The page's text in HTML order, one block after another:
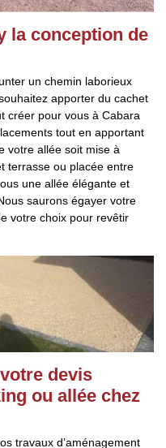
la conception de
un chemin laborieux
apporter du cachet
créer pour vous à Cabara
tout en apportant
votre allée soit mise à
terrasse ou placée entre
une allée élégante et
saurons égayer votre
votre choix pour revêtir
devis
ou allée chez
travaux d’aménagement